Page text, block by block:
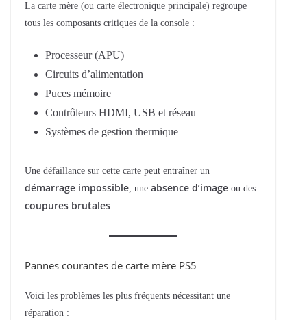
La carte mère (ou carte électronique principale) regroupe
tous les composants critiques de la console :
Processeur (APU)
Circuits d’alimentation
Puces mémoire
Contrôleurs HDMI, USB et réseau
Systèmes de gestion thermique
Une défaillance sur cette carte peut entraîner un
démarrage impossible, une absence d’image ou des
coupures brutales.
Pannes courantes de carte mère PS5
Voici les problèmes les plus fréquents nécessitant une
réparation :